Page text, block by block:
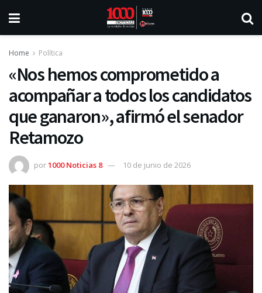
Home Política
«Nos hemos comprometido a
acompañar a todos los candidatos
que ganaron», afirmó el senador
Retamozo
por1000 Noticias 8 10 de junio de 2026